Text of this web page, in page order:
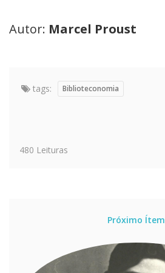
Autor: Marcel Proust
tags: Biblioteconomia
480 Leituras
Próximo Ítem